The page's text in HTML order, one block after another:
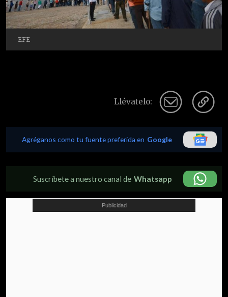
- EFE
Llévatelo:
Agréganos como tu fuente preferida en Google
Suscríbete a nuestro canal de Whatsapp